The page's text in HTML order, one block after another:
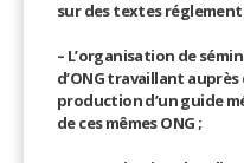
sur des textes
– L’organisation de
d’ONG travaillant
production d’un guide
de ces mêmes ONG ;